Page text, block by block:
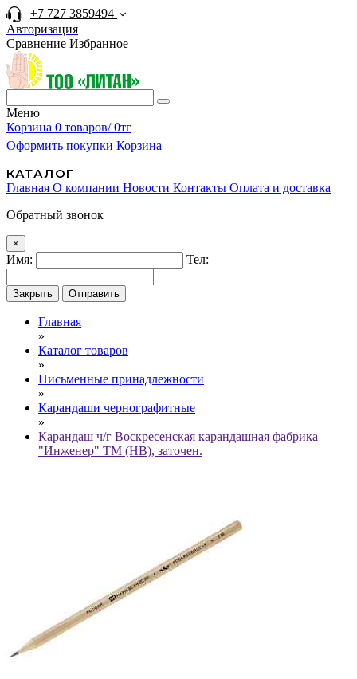
+7 727 3859494
Авторизация
Сравнение Избранное
Меню
Корзина 0 товаров/ 0тг
Оформить покупки Корзина
КАТАЛОГ
Главная О компании Новости Контакты Оплата и доставка
Обратный звонок
×
Имя: Тел:
Закрыть Отправить
Главная
»
Каталог товаров
»
Письменные принадлежности
»
Карандаши чернографитные
»
Карандаш ч/г Воскресенская карандашная фабрика
"Инженер" ТМ (HB), заточен.